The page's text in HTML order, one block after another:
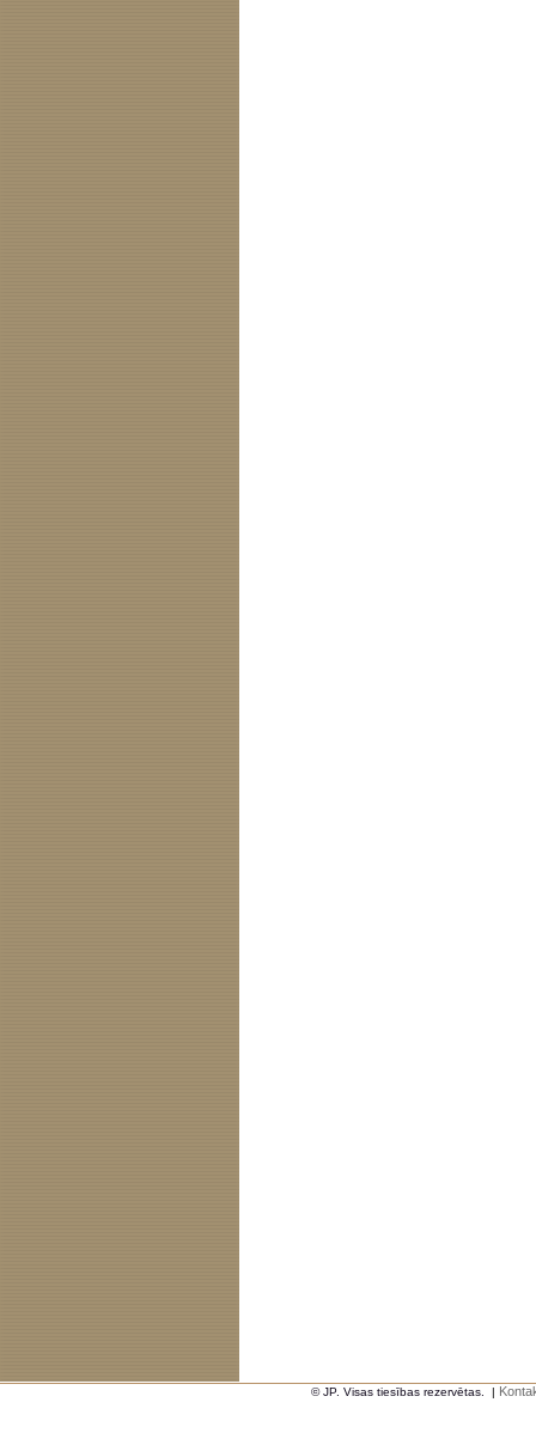
© JP. Visas tiesības rezervētas. |